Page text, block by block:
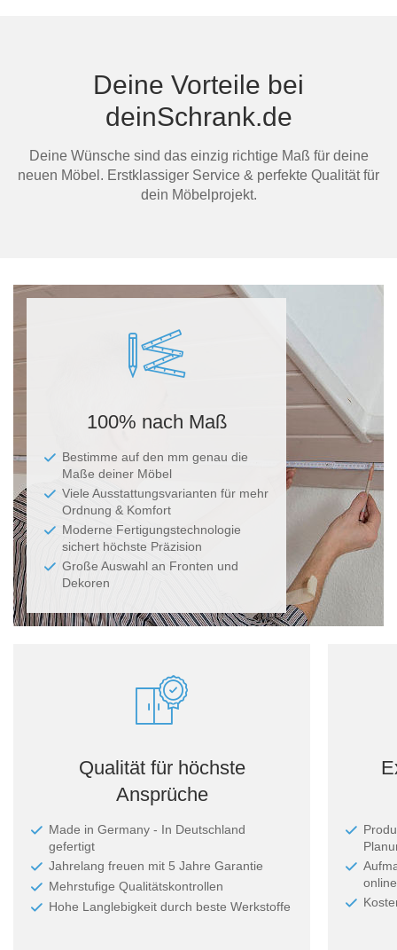
Deine Vorteile bei
deinSchrank.de
Deine Wünsche sind das einzig richtige Maß für deine
neuen Möbel. Erstklassiger Service & perfekte Qualität für
dein Möbelprojekt.
100% nach Maß
Bestimme auf den mm genau die
Maße deiner Möbel
Viele Ausstattungsvarianten für mehr
Ordnung & Komfort
Moderne Fertigungstechnologie
sichert höchste Präzision
Große Auswahl an Fronten und
Dekoren
Qualität für höchste
Ansprüche
Made in Germany - In Deutschland
gefertigt
Jahrelang freuen mit 5 Jahre Garantie
Mehrstufige Qualitätskontrollen
Hohe Langlebigkeit durch beste Werkstoffe